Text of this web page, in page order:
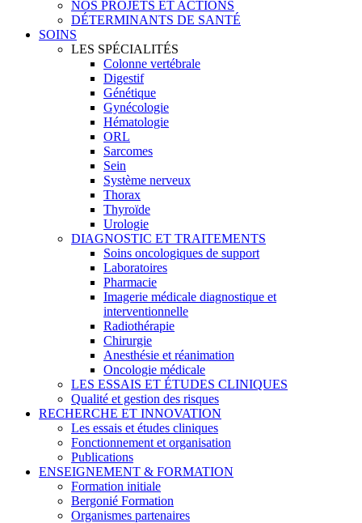
NOS PROJETS ET ACTIONS
DÉTERMINANTS DE SANTÉ
SOINS
LES SPÉCIALITÉS
Colonne vertébrale
Digestif
Génétique
Gynécologie
Hématologie
ORL
Sarcomes
Sein
Système nerveux
Thorax
Thyroïde
Urologie
DIAGNOSTIC ET TRAITEMENTS
Soins oncologiques de support
Laboratoires
Pharmacie
Imagerie médicale diagnostique et
interventionnelle
Radiothérapie
Chirurgie
Anesthésie et réanimation
Oncologie médicale
LES ESSAIS ET ÉTUDES CLINIQUES
Qualité et gestion des risques
RECHERCHE ET INNOVATION
Les essais et études cliniques
Fonctionnement et organisation
Publications
ENSEIGNEMENT & FORMATION
Formation initiale
Bergonié Formation
Organismes partenaires